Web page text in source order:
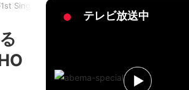
Single『BORRACHO (Prod.起一)』をリリース！
テレビ放送中